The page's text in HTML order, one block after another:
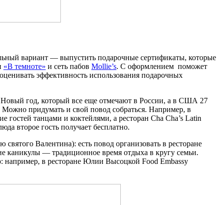
вариант — выпустить подарочные сертификаты, которые
«В темноте» и сеть пабов Mollie’s. С оформлением поможет
эффективность использования подарочных
год, который все еще отмечают в России, а в США 27
придумать и свой повод собраться. Например, в
танцами и коктейлями, а ресторан Cha Cha’s Latin
второе гость получает бесплатно.
Валентина): есть повод организовать в ресторане
каникулы — традиционное время отдыха в кругу семьи.
например, в ресторане Юлии Высоцкой Food Embassy